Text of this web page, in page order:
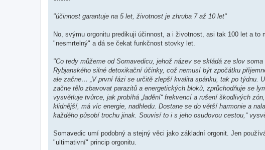
"účinnost garantuje na 5 let, životnost je zhruba 7 až 10 let"
No, svýmu orgonitu predikuji účinnost, a i životnost, asi tak 100 let a
"nesmrtelný" a dá se čekat funkčnost stovky let.
"Co tedy můžeme od Somavedicu, jehož název se skládá ze slov
Rybjanského silné detoxikační účinky, což nemusí být zpočátku
ale začne… „V první fázi se určitě zlepší kvalita spánku, tak po týdnu.
začne tělo zbavovat parazitů a energetických bloků, zprůchodňuje se
vysvětluje tvůrce, jak probíhá „ladění“ frekvencí a rušení škodlivých
klidnější, má víc energie, nadhledu. Dostane se do větší harmonie a
každého působí trochu jinak. Souvisí to i s jeho osudovou cestou,“
Somavedic umí podobný a stejný věci jako základní orgonit. Jen
"ultimativní" princip orgonitu.